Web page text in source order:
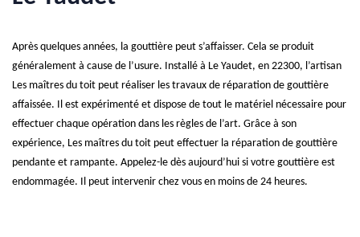
Après quelques années, la gouttière peut s’affaisser. Cela se produit
généralement à cause de l’usure. Installé à Le Yaudet, en 22300, l’artisan
Les maîtres du toit peut réaliser les travaux de réparation de gouttière
affaissée. Il est expérimenté et dispose de tout le matériel nécessaire pour
effectuer chaque opération dans les règles de l’art. Grâce à son
expérience, Les maîtres du toit peut effectuer la réparation de gouttière
pendante et rampante. Appelez-le dès aujourd’hui si votre gouttière est
endommagée. Il peut intervenir chez vous en moins de 24 heures.